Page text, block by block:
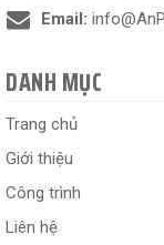
Email:
DANH MỤC
Trang chủ
Giới thiệu
Công trình
Liên hệ